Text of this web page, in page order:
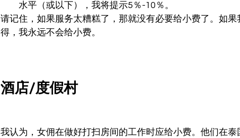
水平（或以下），我将提示5％-10％。
请记住，如果服务太糟糕了，那就没有必要给小费了。如
得，我永远不会给小费。
酒店/度假村
我认为，女佣在做好打扫房间的工作时应给小费。他们在